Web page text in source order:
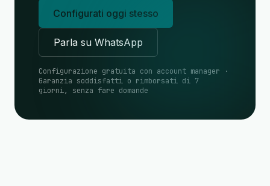
Configurati oggi stesso
Parla su WhatsApp
Configurazione gratuita con account manager ·
Garanzia soddisfatti o rimborsati di 7
giorni, senza fare domande